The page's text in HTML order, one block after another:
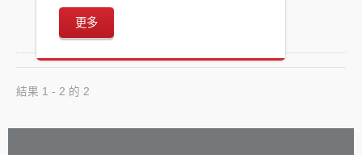
更多
結果 1 - 2 的 2